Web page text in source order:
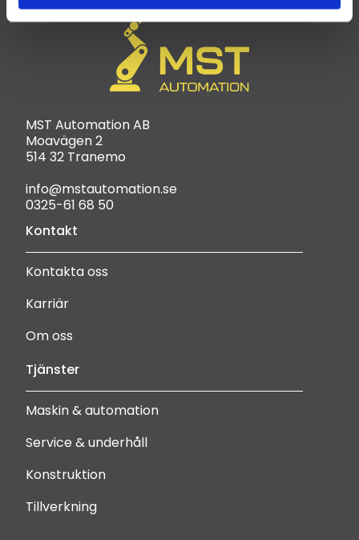
MST Automation AB
Moavägen 2
514 32 Tranemo
info@mstautomation.se
0325-61 68 50
Kontakt
Kontakta oss
Karriär
Om oss
Tjänster
Maskin & automation
Service & underhåll
Konstruktion
Tillverkning